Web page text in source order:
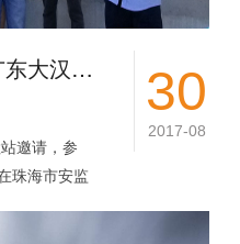
30
2017-08
受珠海安监站邀请 广东大汉参加台风灾后排险工作
邀请，参
珠海市安监
到达各施工